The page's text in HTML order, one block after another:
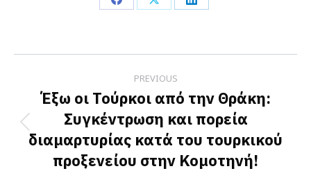
Share
Facebook
Share
X
Share
LinkedIn
navigation
PREVIOUS
Previous
post:
Έξω οι Τούρκοι από την Θράκη:
Συγκέντρωση και πορεία
διαμαρτυρίας κατά του τουρκικού
προξενείου στην Κομοτηνή!